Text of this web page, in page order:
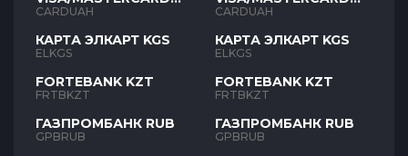
UAH
CARDUAH
КАРТА ЭЛКАРТ KGS
ELKGS
FORTEBANK KZT
FRTBKZT
ГАЗПРОМБАНК RUB
GPBRUB
UAH
CARDUAH
КАРТА ЭЛКАРТ KGS
ELKGS
FORTEBANK KZT
FRTBKZT
ГАЗПРОМБАНК RUB
GPBRUB